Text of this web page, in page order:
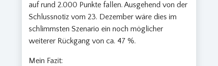
auf rund 2.000 Punkte fallen. Ausgehend von der
Schlussnotiz vom 23. Dezember wäre dies im
schlimmsten Szenario ein noch möglicher
weiterer Rückgang von ca. 47 %.
Mein Fazit: